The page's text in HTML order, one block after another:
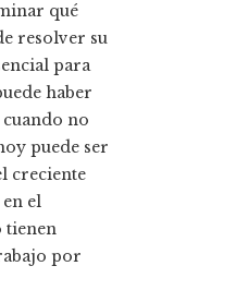
qué
resolver su
para
haber
no
puede ser
creciente
el
tienen
por